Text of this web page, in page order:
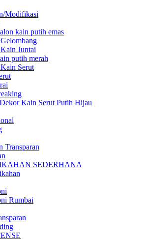
Modifikasi
kain putih emas
Juntai
putih merah
Serut
Kain Serut Putih Hijau
Transparan
SEDERHANA
Rumbai